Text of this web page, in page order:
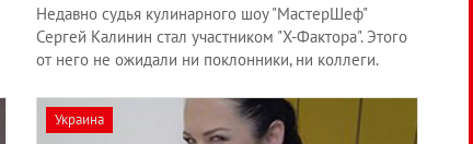
Недавно судья кулинарного шоу "МастерШеф"
Сергей Калинин стал участником "Х-Фактора". Этого
от него не ожидали ни поклонники, ни коллеги.
Украина